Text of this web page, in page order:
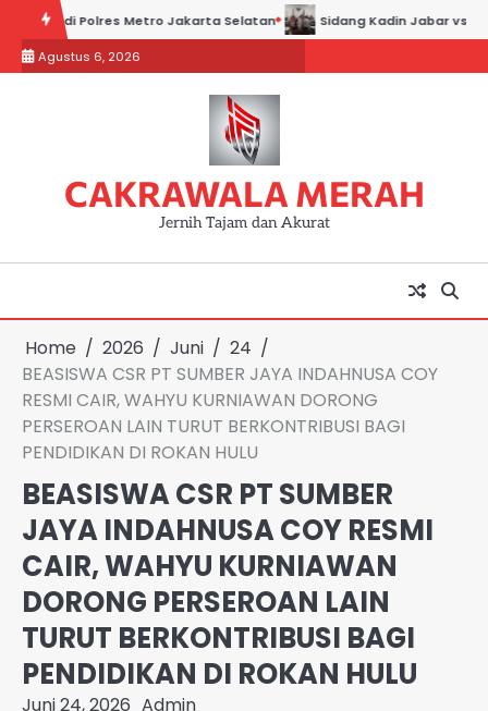
content
Metro Jakarta Selatan Sidang Kadin Jabar vs Kadin
Agustus 6, 2026
CAKRAWALA MERAH
Jernih Tajam dan Akurat
Home 2026 Juni
24
BEASISWA CSR PT SUMBER JAYA INDAHNUSA COY
RESMI CAIR, WAHYU KURNIAWAN DORONG
PERSEROAN LAIN TURUT BERKONTRIBUSI BAGI
PENDIDIKAN DI ROKAN HULU
BEASISWA CSR PT SUMBER
JAYA INDAHNUSA COY RESMI
CAIR, WAHYU KURNIAWAN
DORONG PERSEROAN LAIN
TURUT BERKONTRIBUSI BAGI
PENDIDIKAN DI ROKAN HULU
Juni 24, 2026 Admin